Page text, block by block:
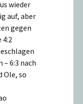
wieder
auf, aber
gegen
4:2
6:3 nach
Ole, so